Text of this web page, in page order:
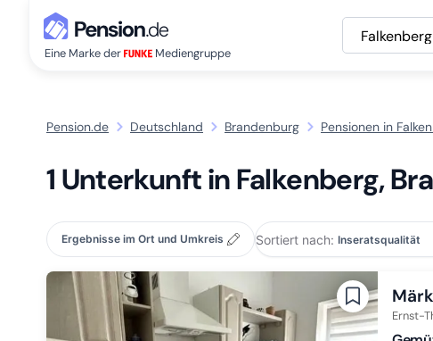
Eine Marke der Mediengruppe
Falkenberg
Pension.de Deutschland Brandenburg Pensionen in
1 Unterkunft in Falkenberg,
Ergebnisse im Ort und Umkreis Sortiert nach:
Ernst-